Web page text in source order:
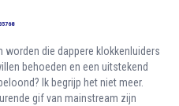
worden die dappere klokkenluiders
behoeden en een uitstekend
Ik begrijp het niet meer.
gif van mainstream zijn